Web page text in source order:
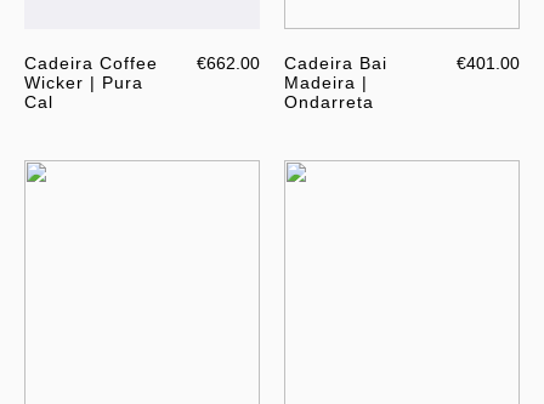
Cadeira Coffee
Wicker | Pura
Cal
€662.00
Cadeira Bai
Madeira |
Ondarreta
€401.00